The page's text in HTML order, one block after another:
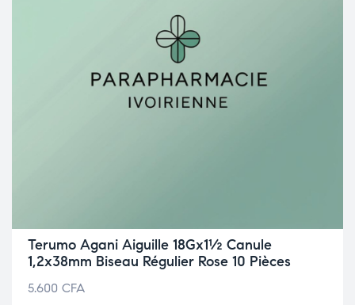
Terumo Agani Aiguille 18Gx1½ Canule
1,2x38mm Biseau Régulier Rose 10 Pièces
5.600 CFA